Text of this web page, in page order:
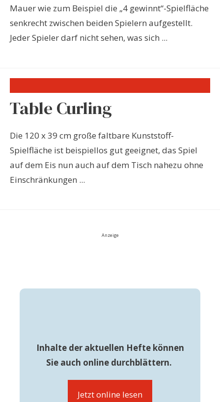
Mauer wie zum Beispiel die „4 gewinnt“-Spielfläche
senkrecht zwischen beiden Spielern aufgestellt.
Jeder Spieler darf nicht sehen, was sich ...
Table Curling
Die 120 x 39 cm große faltbare Kunststoff-
Spielfläche ist beispiellos gut geeignet, das Spiel
auf dem Eis nun auch auf dem Tisch nahezu ohne
Einschränkungen ...
Anzeige
Inhalte der aktuellen Hefte können
Sie auch online durchblättern.
Jetzt online lesen